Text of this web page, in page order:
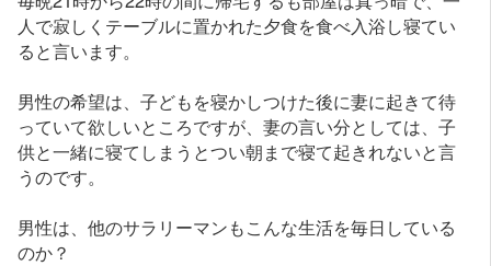
人で寂しくテーブルに置かれた夕食を食べ入浴し寝てい
ると言います。
男性の希望は、子どもを寝かしつけた後に妻に起きて待
っていて欲しいところですが、妻の言い分としては、子
供と一緒に寝てしまうとつい朝まで寝て起きれないと言
うのです。
男性は、他のサラリーマンもこんな生活を毎日している
のか？